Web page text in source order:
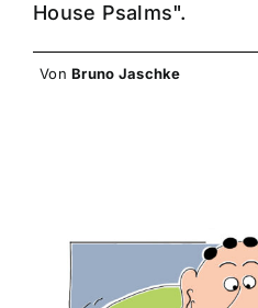
House Psalms".
VonBruno Jaschke